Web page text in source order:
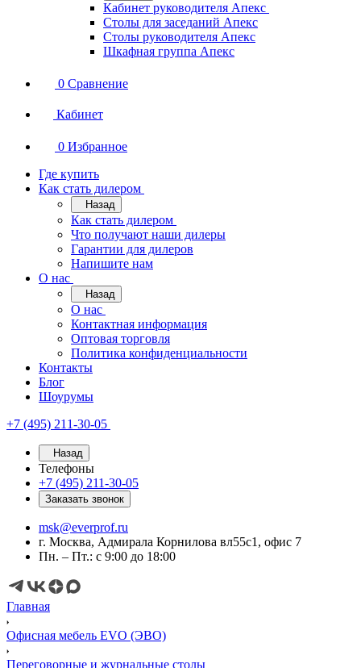
Кабинет руководителя Апекс
Столы для заседаний Апекс
Столы руководителя Апекс
Шкафная группа Апекс
0 Сравнение
Кабинет
0 Избранное
Где купить
Как стать дилером
Назад
Как стать дилером
Что получают наши дилеры
Гарантии для дилеров
Напишите нам
О нас
Назад
О нас
Контактная информация
Оптовая торговля
Политика конфиденциальности
Контакты
Блог
Шоурумы
+7 (495) 211-30-05
Назад
Телефоны
+7 (495) 211-30-05
Заказать звонок
msk@everprof.ru
г. Москва, Адмирала Корнилова вл55с1, офис 7
Пн. – Пт.: с 9:00 до 18:00
Главная
Офисная мебель EVO (ЭВО)
Переговорные и журнальные столы